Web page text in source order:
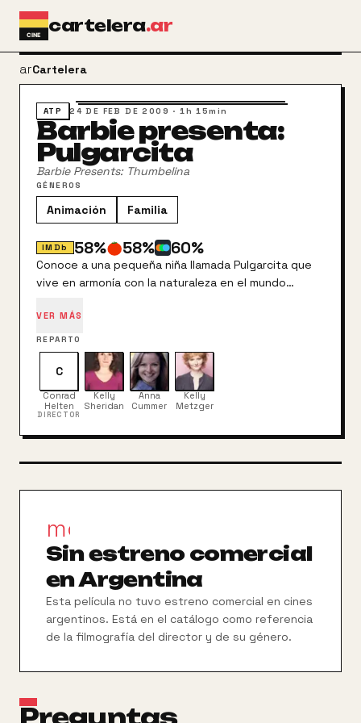
Ir al contenido principal
cartelera.ar
arrow_back
Cartelera
ATP 24 DE FEB DE 2009 ·1h 15min
Barbie presenta:
Pulgarcita
Barbie Presents: Thumbelina
GÉNEROS
Animación Familia
IMDb 58% 58% 60%
Conoce a una pequeña niña llamada Pulgarcita que
vive en armonía con la naturaleza en el mundo
flores silvestres. Debido al capricho de una niña
consentida llamada Makena, el precioso jardín de
Pulgarcita y sus amigas es llevado a un lujoso
departamento en la ciudad, donde descubrirán el
plan que amenaza destruir la tierra de los
DulceFlores. Usando la magia de la naturaleza,
pequeña puede hacer los cambios más grandes.
VER MÁS
REPARTO
C
Conrad
Helten
DIRECTOR
Kelly
Sheridan
Anna
Cummer
Kelly
Metzger
movie_filter
Sin estreno comercial
en Argentina
Esta película no tuvo estreno comercial en cines
argentinos. Está en el catálogo como referencia
de la filmografía del director y de su género.
Preguntas